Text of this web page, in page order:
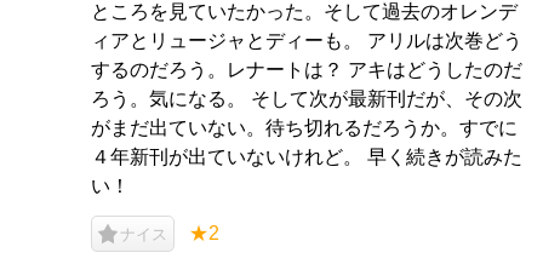
ところを見ていたかった。そして過去のオレンデ
ィアとリュージャとディーも。 アリルは次巻どう
するのだろう。レナートは？ アキはどうしたのだ
ろう。気になる。 そして次が最新刊だが、その次
がまだ出ていない。待ち切れるだろうか。すでに
４年新刊が出ていないけれど。 早く続きが読みた
い！
ナイス ★2